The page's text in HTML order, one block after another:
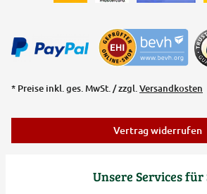
Unsere Services für
* Preise inkl. ges. MwSt. / zzgl.Versandkosten
Vertrag widerrufen